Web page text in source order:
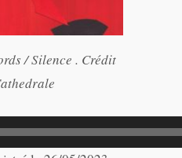
/ Silence . Crédit